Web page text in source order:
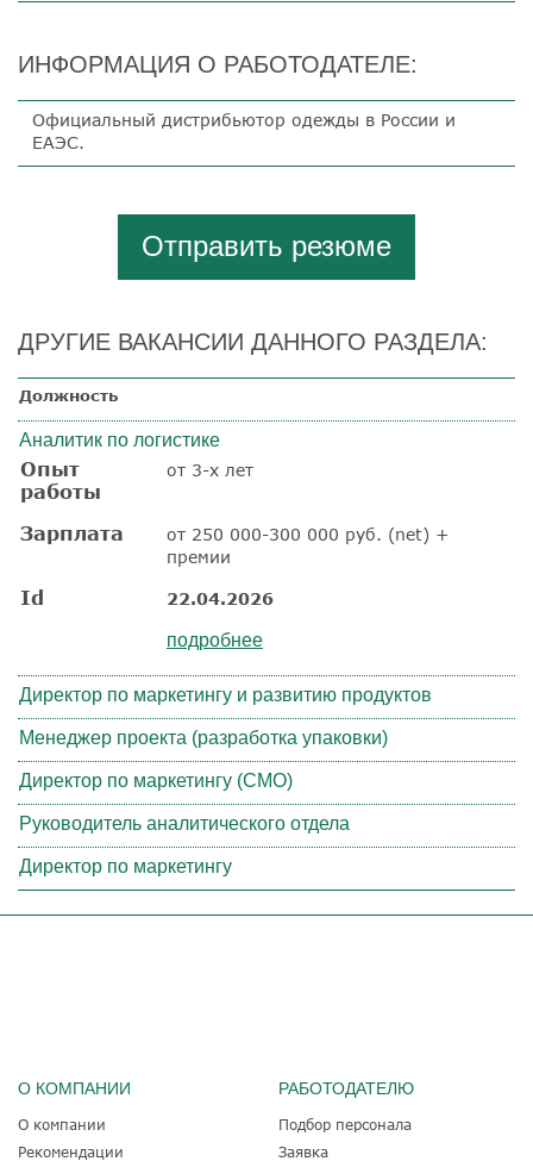
ИНФОРМАЦИЯ О РАБОТОДАТЕЛЕ:
Официальный дистрибьютор одежды в России и
ЕАЭС.
Отправить резюме
ДРУГИЕ ВАКАНСИИ ДАННОГО РАЗДЕЛА:
Должность
Аналитик по логистике
Опыт
работы
от 3-х лет
Зарплата
от 250 000-300 000 руб. (net) +
премии
Id 22.04.2026
подробнее
Директор по маркетингу и развитию продуктов
Менеджер проекта (разработка упаковки)
Директор по маркетингу (CMO)
Руководитель аналитического отдела
Директор по маркетингу
О КОМПАНИИ
О компании
Рекомендации
РАБОТОДАТЕЛЮ
Подбор персонала
Заявка